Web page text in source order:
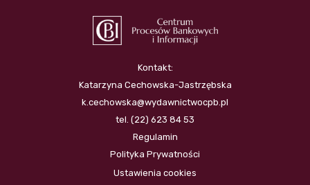
Kontakt:
Katarzyna Cechowska-Jastrzębska
k.cechowska@wydawnictwocpb.pl
tel. (22) 623 84 53
Regulamin
Polityka Prywatności
Ustawienia cookies